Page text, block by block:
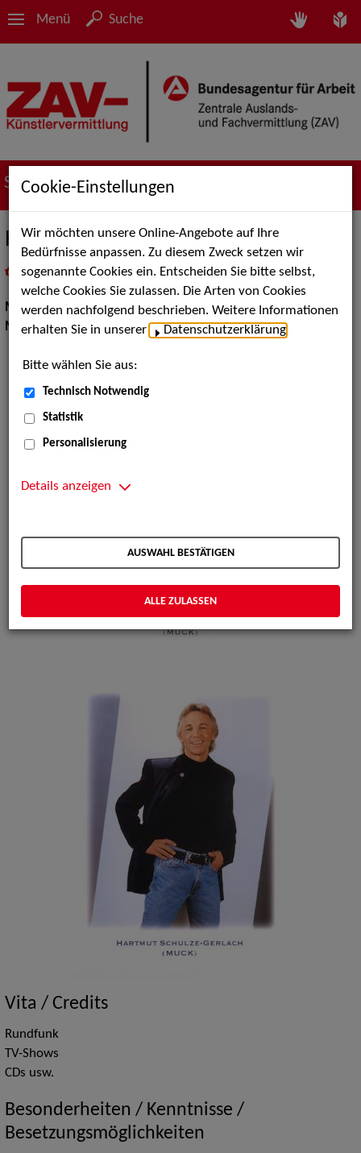
Menü Suche
Suche nach Künstler*innen
Hartmut Schulze-Gerlach/ Muck
als PDF speichern
inMeine Merklistelegen
Moderation:Moderator / Moderatorin
Musik Shows:Sänger / Sängerin
Vita / Credits
Rundfunk
TV-Shows
CDs usw.
Besonderheiten / Kenntnisse /
Besetzungsmöglichkeiten
Cookie-Einstellungen
Wir möchten unsere Online-Angebote auf Ihre
Bedürfnisse anpassen. Zu diesem Zweck setzen wir
sogenannte Cookies ein. Entscheiden Sie bitte selbst,
welche Cookies Sie zulassen. Die Arten von Cookies
werden nachfolgend beschrieben. Weitere Informationen
erhalten Sie in unserer
Datenschutzerklärung
Bitte wählen Sie aus:
Technisch Notwendig
Statistik
Personalisierung
Details anzeigen
AUSWAHL BESTÄTIGEN
ALLE ZULASSEN